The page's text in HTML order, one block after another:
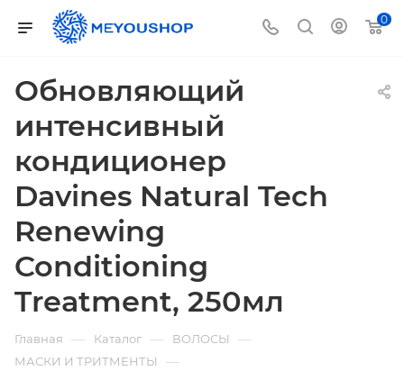
0
Обновляющий
интенсивный
кондиционер
Davines Natural Tech
Renewing
Conditioning
Treatment, 250мл
Главная — Каталог — ВОЛОСЫ —
МАСКИ И ТРИТМЕНТЫ —